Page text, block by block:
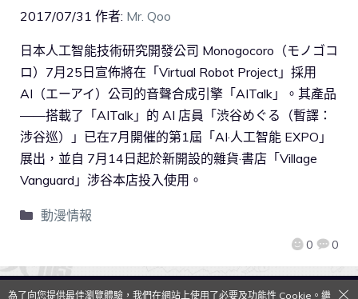
2017/07/31 作者: Mr. Qoo
0 0
日本人工智能技術研究開發公司 Monogocoro（モノゴコ
ロ）7月25日宣佈將在「Virtual Robot Project」採用
AI（エーアイ）公司的音聲合成引擎「AITalk」。其產品
——搭載了「AITalk」的 AI 店員「渋谷めぐる（暫譯：
涉谷巡）」已在7月開催的第1屆「AI·人工智能 EXPO」
展出，並自 7月14日起於新開設的雜貨·書店「Village
Vanguard」涉谷本店投入使用。
動漫情報
為了向您提供最佳瀏覽體驗，我們在網站上使用了必要及功能性 Cookie。繼